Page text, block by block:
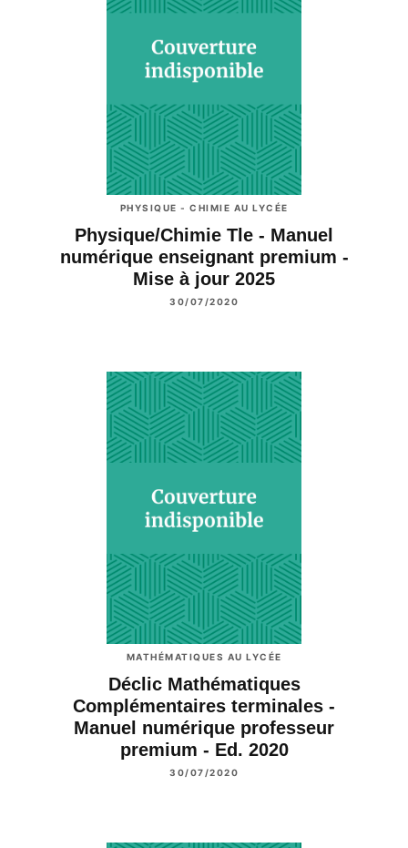
PHYSIQUE - CHIMIE AU LYCÉE
Physique/Chimie Tle - Manuel
numérique enseignant premium -
Mise à jour 2025
30/07/2020
MATHÉMATIQUES AU LYCÉE
Déclic Mathématiques
Complémentaires terminales -
Manuel numérique professeur
premium - Ed. 2020
30/07/2020